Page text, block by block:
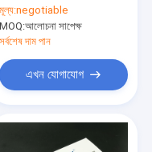
মূল্য:negotiable
MOQ:আলোচনা সাপেক্ষ
সর্বশেষ দাম পান
এখন যোগাযোগ